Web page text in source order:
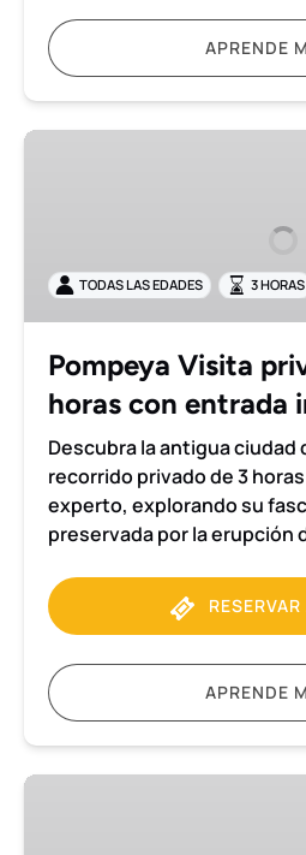
APRENDE
Pompeya
horas
con
incluida
TODAS LAS EDADES 3 HORAS
Pompeya Visita
horas con entrada
Descubra la antigua ciudad
recorrido privado de 3
experto, explorando su
preservada por la erupción
APRENDE
Pompeya